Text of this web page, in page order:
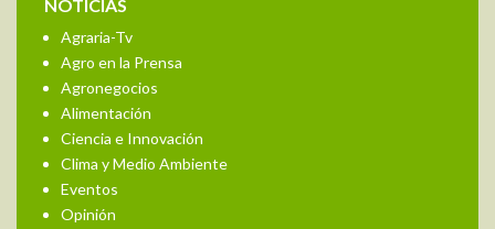
NOTICIAS
Agraria-Tv
Agro en la Prensa
Agronegocios
Alimentación
Ciencia e Innovación
Clima y Medio Ambiente
Eventos
Opinión